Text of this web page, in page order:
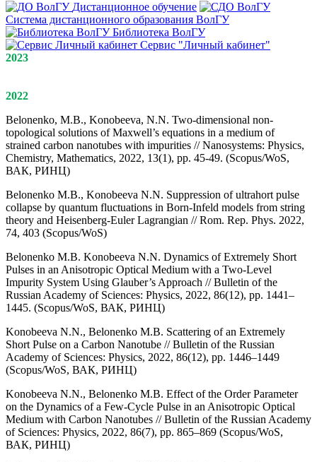
Дистанционное обучение
Система дистанционного образования ВолГУ
Библиотека ВолГУ
Сервис "Личный кабинет"
2023
2022
Belonenko, M.B., Konobeeva, N.N. Two-dimensional non-
topological solutions of Maxwell’s equations in a medium of
strained carbon nanotubes with impurities // Nanosystems: Physics,
Chemistry, Mathematics, 2022, 13(1), pp. 45-49. (Scopus/WoS,
ВАК, РИНЦ)
Belonenko M.B., Konobeeva N.N. Suppression of ultrahort pulse
collapse by quantum fluctuations in Born-Infeld models from string
theory and Heisenberg-Euler Lagrangian // Rom. Rep. Phys. 2022,
74, 403 (Scopus/WoS)
Belonenko M.B. Konobeeva N.N. Dynamics of Extremely Short
Pulses in an Anisotropic Optical Medium with a Two-Level
Impurity System Using Glauber’s Approach // Bulletin of the
Russian Academy of Sciences: Physics, 2022, 86(12), pp. 1441–
1445. (Scopus/WoS, ВАК, РИНЦ)
Konobeeva N.N., Belonenko M.B. Scattering of an Extremely
Short Pulse on a Carbon Nanotube // Bulletin of the Russian
Academy of Sciences: Physics, 2022, 86(12), pp. 1446–1449
(Scopus/WoS, ВАК, РИНЦ)
Konobeeva N.N., Belonenko M.B. Effect of the Order Parameter
on the Dynamics of a Few-Cycle Pulse in an Anisotropic Optical
Medium with Carbon Nanotubes // Bulletin of the Russian Academy
of Sciences: Physics, 2022, 86(7), pp. 865–869 (Scopus/WoS,
ВАК, РИНЦ)